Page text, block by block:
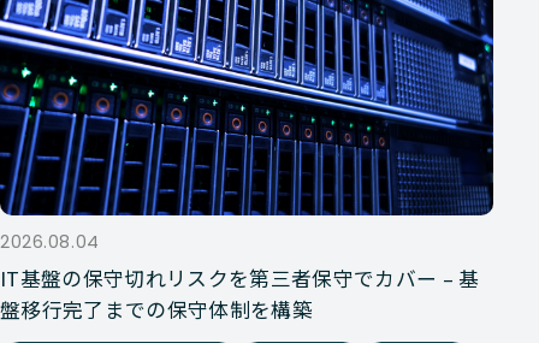
2026.08.04
IT基盤の保守切れリスクを第三者保守でカバー – 基
盤移行完了までの保守体制を構築